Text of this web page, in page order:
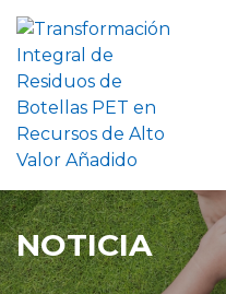
HOME
SOLUCIÓN
APOYO
NOTICIA
NOTICIA